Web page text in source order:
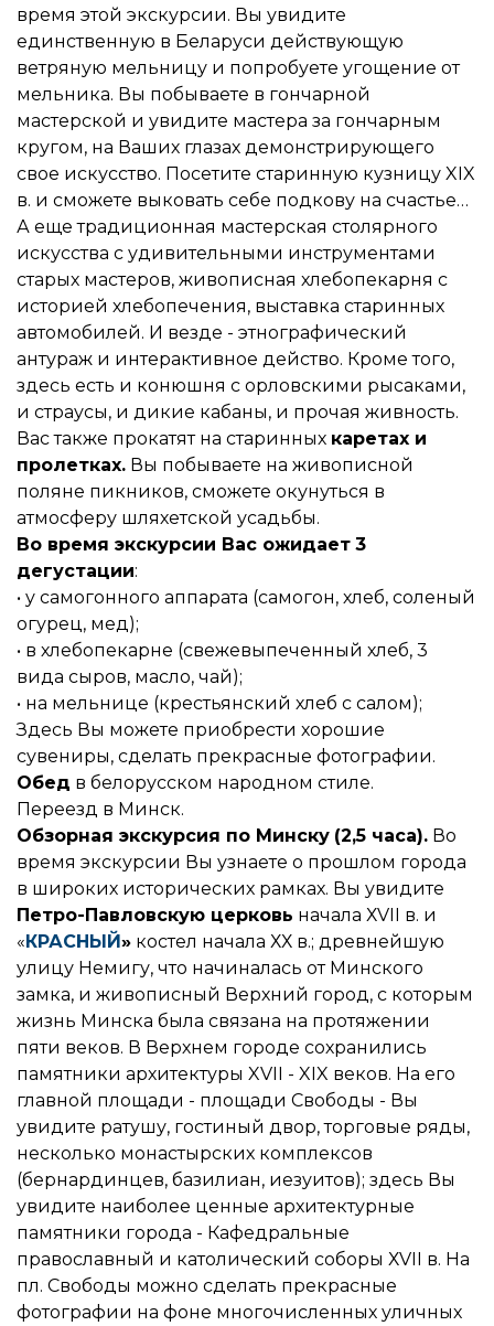
время этой экскурсии. Вы увидите
единственную в Беларуси действующую
ветряную мельницу и попробуете угощение от
мельника. Вы побываете в гончарной
мастерской и увидите мастера за гончарным
кругом, на Ваших глазах демонстрирующего
свое искусство. Посетите старинную кузницу XIX
в. и сможете выковать себе подкову на счастье…
А еще традиционная мастерская столярного
искусства с удивительными инструментами
старых мастеров, живописная хлебопекарня с
историей хлебопечения, выставка старинных
автомобилей. И везде - этнографический
антураж и интерактивное действо. Кроме того,
здесь есть и конюшня с орловскими рысаками,
и страусы, и дикие кабаны, и прочая живность.
Вас также прокатят на старинных каретах и
пролетках. Вы побываете на живописной
поляне пикников, сможете окунуться в
атмосферу шляхетской усадьбы.
Во время экскурсии Вас ожидает 3
дегустации:
• у самогонного аппарата (самогон, хлеб, соленый
огурец, мед);
• в хлебопекарне (свежевыпеченный хлеб, 3
вида сыров, масло, чай);
• на мельнице (крестьянский хлеб с салом);
Здесь Вы можете приобрести хорошие
сувениры, сделать прекрасные фотографии.
Обед в белорусском народном стиле.
Переезд в Минск.
Обзорная экскурсия по Минску (2,5 часа). Во
время экскурсии Вы узнаете о прошлом города
в широких исторических рамках. Вы увидите
Петро-Павловскую церковь начала ХVII в. и
«КРАСНЫЙ» костел начала ХХ в.; древнейшую
улицу Немигу, что начиналась от Минского
замка, и живописный Верхний город, с которым
жизнь Минска была связана на протяжении
пяти веков. В Верхнем городе сохранились
памятники архитектуры XVII - XIX веков. На его
главной площади - площади Свободы - Вы
увидите ратушу, гостиный двор, торговые ряды,
несколько монастырских комплексов
(бернардинцев, базилиан, иезуитов); здесь Вы
увидите наиболее ценные архитектурные
памятники города - Кафедральные
православный и католический соборы ХVII в. На
пл. Свободы можно сделать прекрасные
фотографии на фоне многочисленных уличных